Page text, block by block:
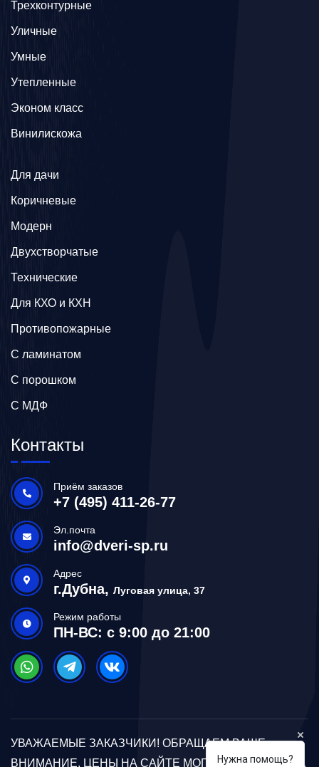
Трехконтурные
Уличные
Умные
Утепленные
Эконом класс
Винилискожа
Для дачи
Коричневые
Модерн
Двухстворчатые
Технические
Для КХО и КХН
Противопожарные
С ламинатом
С порошком
С МДФ
Контакты
Приём заказов
+7 (495) 411-26-77
Эл.почта
info@dveri-sp.ru
Адрес
г.Дубна, Луговая улица, 37
Режим работы
ПН-ВС: с 9:00 до 21:00
УВАЖАЕМЫЕ ЗАКАЗЧИКИ! ОБРАЩАЕМ ВАШЕ
ВНИМАНИЕ, ЦЕНЫ НА САЙТЕ МОГУТ ОТЛИЧАТЬСЯ.
Нужна помощь?